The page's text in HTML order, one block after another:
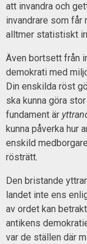
att invandra och
invandrare som
alltmer statistiskt
Även bortsett från
demokrati med
Din enskilda röst
ska kunna göra
fundament är
kunna påverka hur
enskild
rösträtt.
Den bristande
landet inte ens
av ordet kan
antikens
var de ställen där